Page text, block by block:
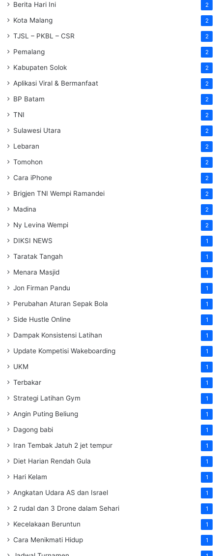
Berita Hari Ini 2
Kota Malang 2
TJSL – PKBL – CSR 2
Pemalang 2
Kabupaten Solok 2
Aplikasi Viral & Bermanfaat 2
BP Batam 2
TNI 2
Sulawesi Utara 2
Lebaran 2
Tomohon 2
Cara iPhone 2
Brigjen TNI Wempi Ramandei 2
Madina 2
Ny Levina Wempi 2
DIKSI NEWS 1
Taratak Tangah 1
Menara Masjid 1
Jon Firman Pandu 1
Perubahan Aturan Sepak Bola 1
Side Hustle Online 1
Dampak Konsistensi Latihan 1
Update Kompetisi Wakeboarding 1
UKM 1
Terbakar 1
Strategi Latihan Gym 1
Angin Puting Beliung 1
Dagong babi 1
Iran Tembak Jatuh 2 jet tempur 1
Diet Harian Rendah Gula 1
Hari Kelam 1
Angkatan Udara AS dan Israel 1
2 rudal dan 3 Drone dalam Sehari 1
Kecelakaan Beruntun 1
Cara Menikmati Hidup 1